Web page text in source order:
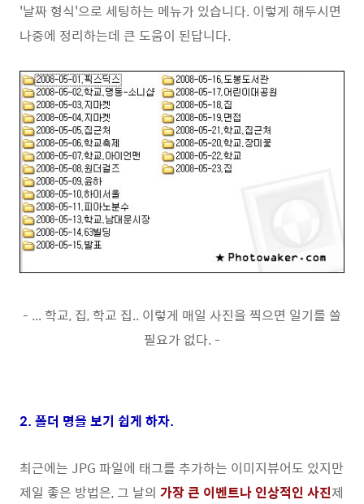
'날짜 형식'으로 세팅하는 메뉴가 있습니다. 이렇게 해두시면
나중에 정리하는데 큰 도움이 된답니다.
- ... 학교, 집, 학교 집.. 이렇게 매일 사진을 찍으면 일기를 쓸
필요가 없다. -
2. 폴더 명을 보기 쉽게 하자.
최근에는 JPG 파일에 태그를 추가하는 이미지뷰어도 있지만
제일 좋은 방법은, 그 날의 가장 큰 이벤트나 인상적인 사진제